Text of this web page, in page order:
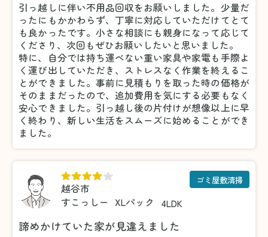
引っ越しに伴い不用品回収をお願いしました。少量だ
ったにもかかわらず、丁寧に対応していただけてとて
も良かったです。小さな相談にも親身になって応じて
くださり、次回もぜひお願いしたいと思いました。
特に、自分では持ち運べない重い家具や家電も手際よ
く運び出していただき、ストレスなく作業を終えるこ
とができました。事前に見積もりを取った時の価格が
そのままだったので、追加費用を気にする必要もなく
安心できました。引っ越し後の片付けが想像以上に早
く終わり、新しい生活をスムーズに始めることができ
ました。
越谷市
すこっしー
XLパック 4LDK
ゴミ屋敷清掃
諦めかけていた家が見違えました